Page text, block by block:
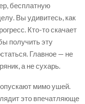
бесплатную
Вы удивитесь, как
Кто-то скачает
получить эту
Главное — не
а не сухарь.
мимо ушей.
это впечатляюще